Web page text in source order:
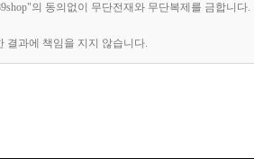
의 동의없이 무단전재와 무단복제를 금합니다.
결과에 책임을 지지 않습니다.